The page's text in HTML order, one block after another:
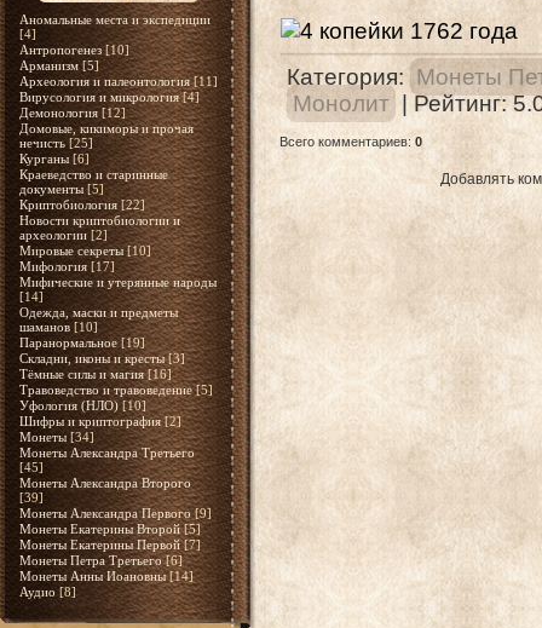
Аномальные места и экспедиции
[4]
Антропогенез [10]
Арманизм [5]
Археология и палеонтология [11]
Вирусология и микрология [4]
Демонология [12]
Домовые, кикиморы и прочая
нечисть [25]
Курганы [6]
Краеведство и старинные
документы [5]
Криптобиология [22]
Новости криптобиологии и
археологии [2]
Мировые секреты [10]
Мифология [17]
Мифические и утерянные народы
[14]
Одежда, маски и предметы
шаманов [10]
Паранормальное [19]
Складни, иконы и кресты [3]
Тёмные силы и магия [16]
Травоведство и травоведение [5]
Уфология (НЛО) [10]
Шифры и криптография [2]
Монеты [34]
Монеты Александра Третьего
[45]
Монеты Александра Второго
[39]
Монеты Александра Первого [9]
Монеты Екатерины Второй [5]
Монеты Екатерины Первой [7]
Монеты Петра Третьего [6]
Монеты Анны Иоановны [14]
Аудио [8]
Категория: Монеты
Монолит
Рейтинг:
Всего комментариев: 0
Добавлять